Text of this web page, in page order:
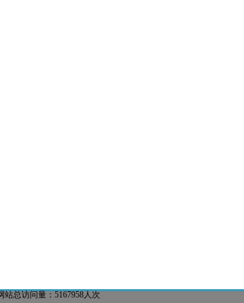
站总访问量：5167958人次